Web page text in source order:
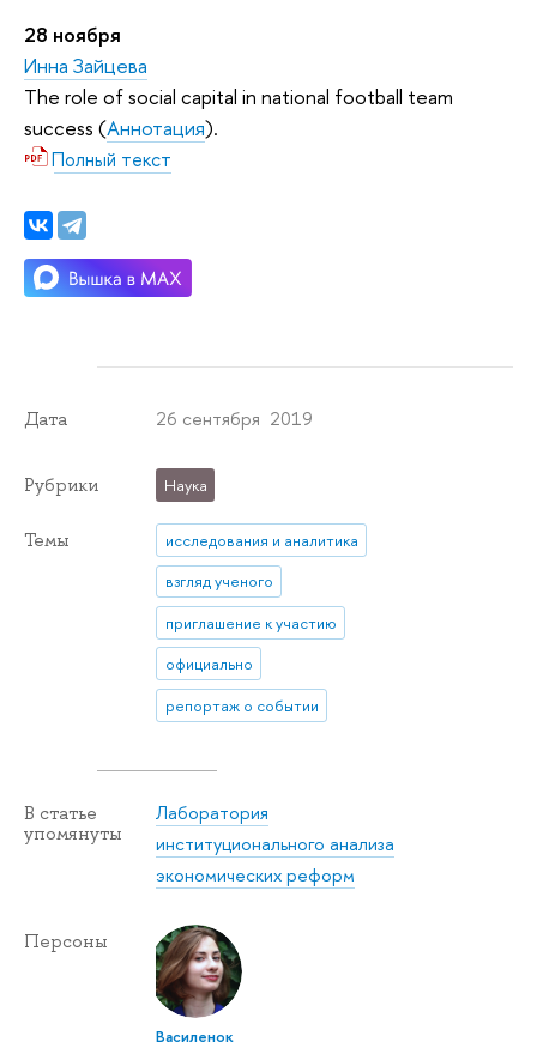
28 ноября
Инна Зайцева
The role of social capital in national football team
success (Аннотация).
Полный текст
Дата 26 сентября 2019
Рубрики Наука
Темы
исследования и аналитика
взгляд ученого
приглашение к участию
официально
репортаж о событии
В статье
упомянуты
Лаборатория
институционального анализа
экономических реформ
Персоны
Василенок